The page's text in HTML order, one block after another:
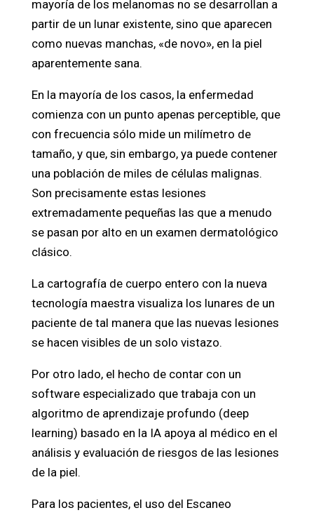
mayoría de los melanomas no se desarrollan a
partir de un lunar existente, sino que aparecen
como nuevas manchas, «de novo», en la piel
aparentemente sana.
En la mayoría de los casos, la enfermedad
comienza con un punto apenas perceptible, que
con frecuencia sólo mide un milímetro de
tamaño, y que, sin embargo, ya puede contener
una población de miles de células malignas.
Son precisamente estas lesiones
extremadamente pequeñas las que a menudo
se pasan por alto en un examen dermatológico
clásico.
La cartografía de cuerpo entero con la nueva
tecnología maestra visualiza los lunares de un
paciente de tal manera que las nuevas lesiones
se hacen visibles de un solo vistazo.
Por otro lado, el hecho de contar con un
software especializado que trabaja con un
algoritmo de aprendizaje profundo (deep
learning) basado en la IA apoya al médico en el
análisis y evaluación de riesgos de las lesiones
de la piel.
Para los pacientes, el uso del Escaneo